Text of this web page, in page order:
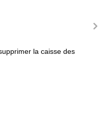
la caisse des